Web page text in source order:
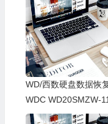
WD/西数硬盘数据恢
WDC WD20SMZW-
0-01-01A01-WD-